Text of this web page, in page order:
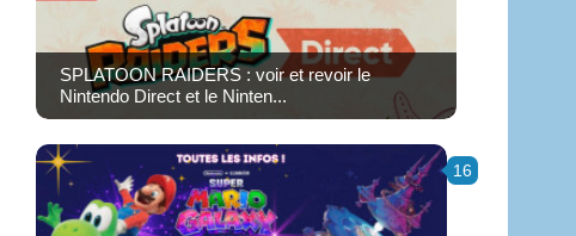
SPLATOON RAIDERS : voir et revoir le
Nintendo Direct et le Ninten...
16